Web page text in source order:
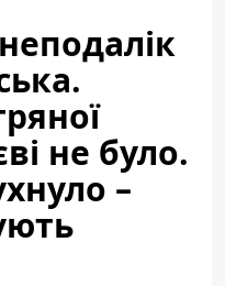
не було.
–